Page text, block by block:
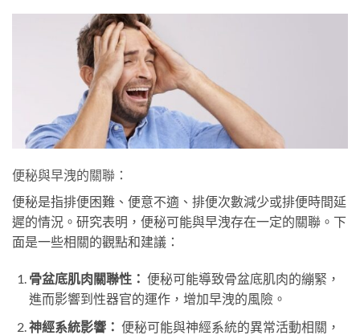
便秘與早洩的關聯：
便秘是指排便困難、便意不適、排便次數減少或排便時間延
遲的情況。研究表明，便秘可能與早洩存在一定的關聯。下
面是一些相關的觀點和建議：
骨盆底肌肉關聯性： 便秘可能導致骨盆底肌肉的繃緊，
進而影響到性器官的運作，增加早洩的風險。
神經系統影響： 便秘可能與神經系統的異常活動相關，